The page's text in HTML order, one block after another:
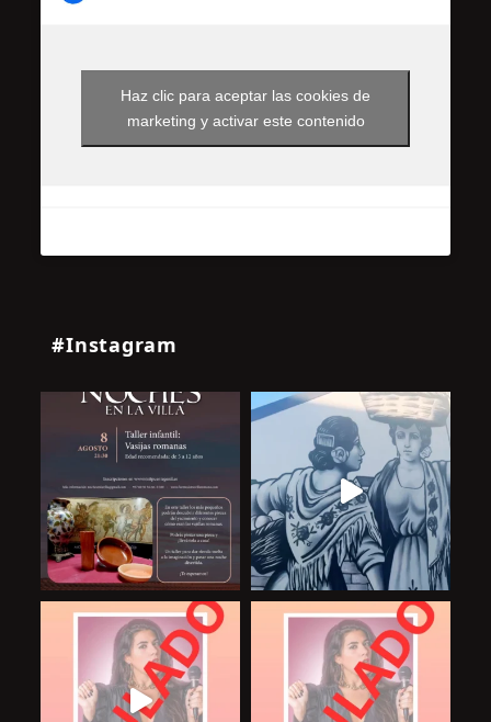
Haz clic para aceptar las cookies de
marketing y activar este contenido
#Instagram